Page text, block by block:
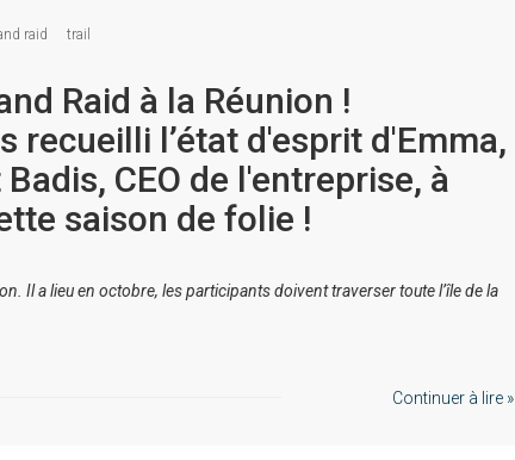
raid trail
Raid à la Réunion !
recueilli l’état d'esprit d'Emma,
CEO de l'entreprise, à
saison de folie !
Il a lieu en octobre, les participants doivent traverser toute l’île de la
Continuer à lire »